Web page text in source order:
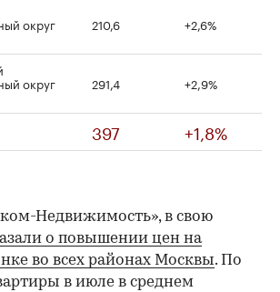
округ 210,6 +2,6%
округ 291,4 +2,9%
397 +1,8%
Недвижимость», в свою
о повышении цен на
во всех районах Москвы. По
в июле в среднем